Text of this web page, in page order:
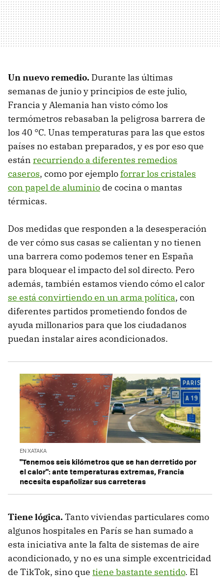
Un nuevo remedio. Durante las últimas
semanas de junio y principios de este julio,
Francia y Alemania han visto cómo los
termómetros rebasaban la peligrosa barrera de
los 40 °C. Unas temperaturas para las que estos
países no estaban preparados, y es por eso que
están recurriendo a diferentes remedios
caseros, como por ejemploforrar los cristales
con papel de aluminio de cocina o mantas
térmicas.
Dos medidas que responden a la desesperación
de ver cómo sus casas se calientan y no tienen
una barrera como podemos tener en España
para bloquear el impacto del sol directo. Pero
además, también estamos viendo cómo el calor
se está convirtiendo en un arma política, con
diferentes partidos prometiendo fondos de
ayuda millonarios para que los ciudadanos
puedan instalar aires acondicionados.
EN XATAKA
"Tenemos seis kilómetros que se han derretido por
el calor": ante temperaturas extremas, Francia
necesita españolizar sus carreteras
Tiene lógica.Tanto viviendas particulares como
algunos hospitales en París se han sumado a
esta iniciativa ante la falta de sistemas de aire
acondicionado, y no es una simple excentricidad
de TikTok, sino que tiene bastante sentido. El